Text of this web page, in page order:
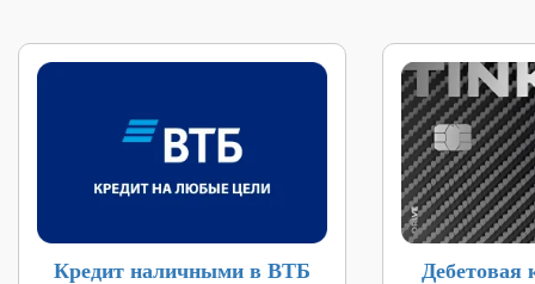
Кредит наличными в ВТБ
Дебетовая